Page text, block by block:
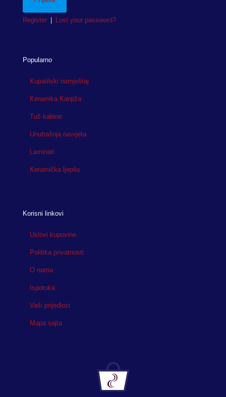
Register Lost your password?
Popularno
Kupatilski namještaj
Keramika Kanjiža
Tuš kabine
Unutrašnja rasvjeta
Laminati
Keramička ljepila
Korisni linkovi
Uslovi kupovine
Politika privatnosti
O nama
Isporuka
Vaši prijedlozi
Mapa sajta